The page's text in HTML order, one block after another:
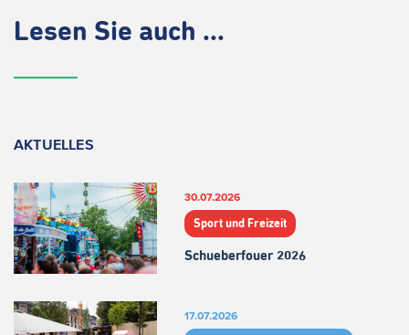
Lesen Sie auch ...
AKTUELLES
30.07.2026
Sport und Freizeit
Schueberfouer 2026
17.07.2026